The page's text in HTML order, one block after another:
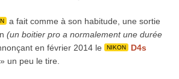
a fait comme à son habitude, une sortie
(un boitier pro a normalement une durée
en février 2014 le NIKON
D4s
un peu le tire.